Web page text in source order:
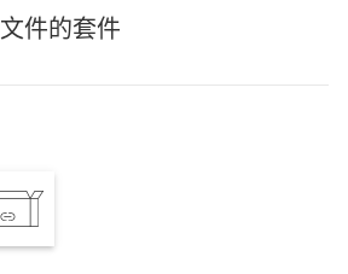
和 IWR MMIC 的多相 4 MHz、4A/1.8V
高性能車用毫米波整合電路 (MMIC)
件的套件